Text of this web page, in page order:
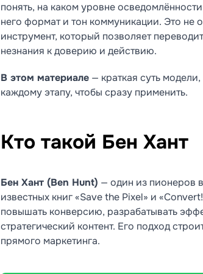
понять, на каком уровне
него формат и тон коммуникации. Это не
инструмент, который позволяет
незнания к доверию и действию.
В этом материале — краткая суть
каждому этапу, чтобы сразу применить.
Кто такой Бен Хант
Бен Хант (Ben Hunt) — один из пионеров
известных книг «Save the Pixel» и
повышать конверсию, разрабатывать
стратегический контент. Его подход
прямого маркетинга.